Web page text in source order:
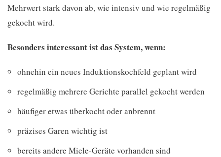
Mehrwert stark davon ab, wie intensiv und wie regelmäßig
gekocht wird.
Besonders interessant ist das System, wenn:
ohnehin ein neues Induktionskochfeld geplant wird
regelmäßig mehrere Gerichte parallel gekocht werden
häufiger etwas überkocht oder anbrennt
präzises Garen wichtig ist
bereits andere Miele-Geräte vorhanden sind